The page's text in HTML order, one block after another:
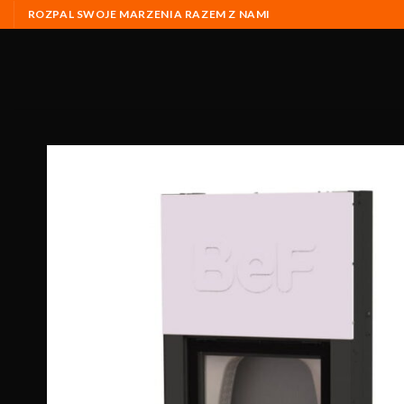
ROZPAL SWOJE MARZENIA RAZEM Z NAMI